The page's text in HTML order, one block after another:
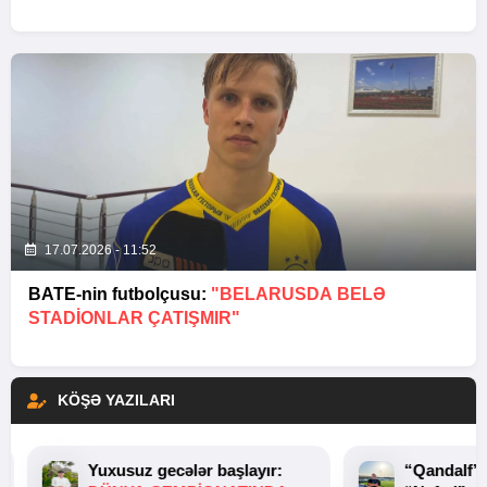
17.07.2026 - 11:52
BATE-nin futbolçusu: "BELARUSDA BELƏ
STADIONLAR ÇATIŞMIR"
KÖŞƏ YAZILARI
Yuxusuz gecələr başlayır: